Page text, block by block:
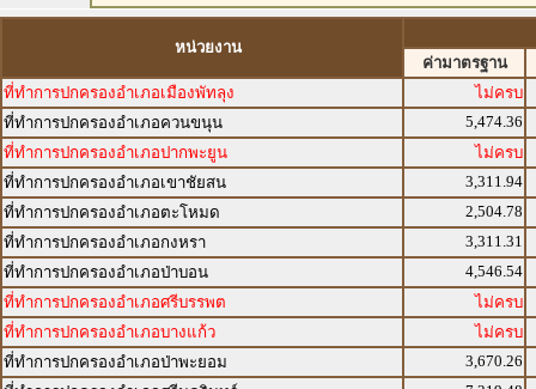
หน่วยงาน
ค่ามาตรฐาน
ที่ทำการปกครองอำเภอเมืองพัทลุง
ไม่ครบ
ที่ทำการปกครองอำเภอควนขนุน
5,474.36
ที่ทำการปกครองอำเภอปากพะยูน
ไม่ครบ
ที่ทำการปกครองอำเภอเขาชัยสน
3,311.94
ที่ทำการปกครองอำเภอตะโหมด
2,504.78
ที่ทำการปกครองอำเภอกงหรา
3,311.31
ที่ทำการปกครองอำเภอป่าบอน
4,546.54
ที่ทำการปกครองอำเภอศรีบรรพต
ไม่ครบ
ที่ทำการปกครองอำเภอบางแก้ว
ไม่ครบ
ที่ทำการปกครองอำเภอป่าพะยอม
3,670.26